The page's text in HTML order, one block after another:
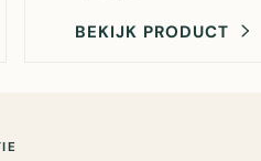
BEKIJK PRODUCT